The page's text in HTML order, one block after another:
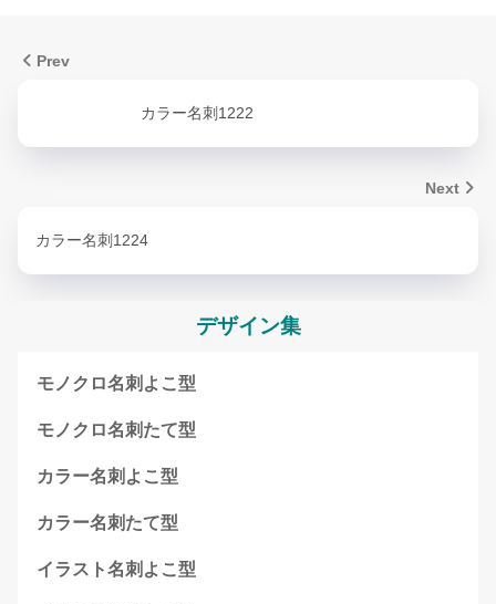
Prev
カラー名刺1222
Next
カラー名刺1224
デザイン集
モノクロ名刺よこ型
モノクロ名刺たて型
カラー名刺よこ型
カラー名刺たて型
イラスト名刺よこ型